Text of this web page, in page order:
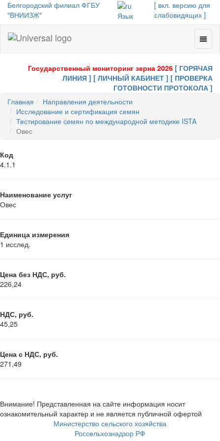
Белгородский филиал ФГБУ
"ВНИИЗЖ"
Язык
[ вкл. версию для
слабовидящих ]
-
Toggle
Государственный мониторинг зерна 2026 [ ГОРЯЧАЯ
ЛИНИЯ ] [ ЛИЧНЫЙ КАБИНЕТ ] [ ПРОВЕРКА
ГОТОВНОСТИ ПРОТОКОЛА ]
Главная
Направления деятельности
Исследование и сертификация семян
Тестирование семян по международной методике ISTA
Овес
Код
4.1.1
Наименование услуг
Овес
Единица измерения
1 исслед.
Цена без НДС, руб.
226,24
НДС, руб.
45,25
Цена с НДС, руб.
271,49
Внимание! Представленная на сайте информация носит
ознакомительный характер и не является публичной офертой
Министерство сельского хозяйства
Россельхознадзор РФ